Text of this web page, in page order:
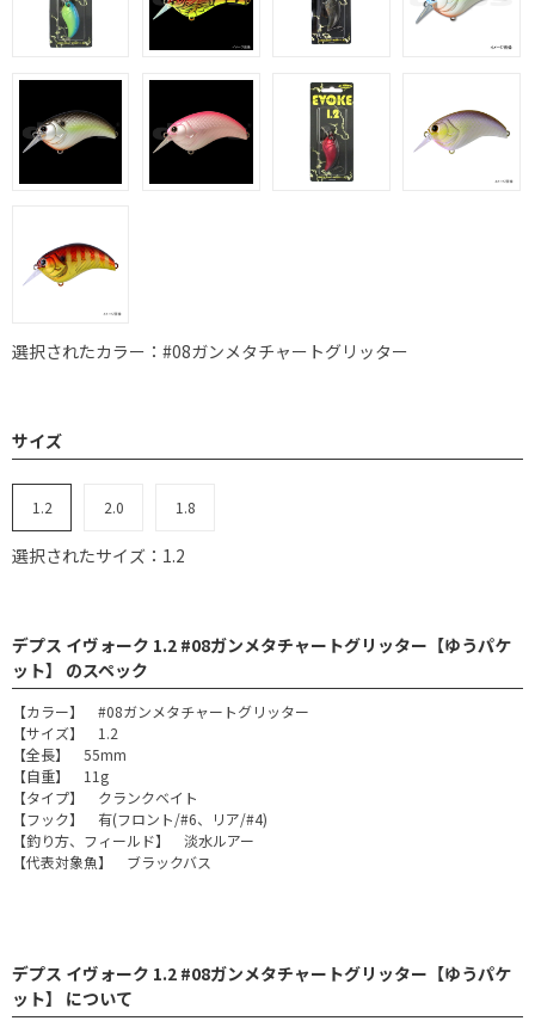
選択されたカラー：#08ガンメタチャートグリッター
サイズ
1.2 2.0 1.8
選択されたサイズ：1.2
デプス イヴォーク 1.2 #08ガンメタチャートグリッター【ゆうパケ
ット】 のスペック
【カラー】 #08ガンメタチャートグリッター
【サイズ】 1.2
【全長】 55mm
【自重】 11g
【タイプ】 クランクベイト
【フック】 有(フロント/#6、リア/#4)
【釣り方、フィールド】 淡水ルアー
【代表対象魚】 ブラックバス
デプス イヴォーク 1.2 #08ガンメタチャートグリッター【ゆうパケ
ット】 について